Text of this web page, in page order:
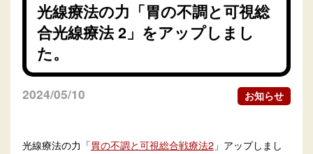
光線療法の力「胃の不調と可視総
合光線療法 2」をアップしまし
た。
2024/05/10 お知らせ
光線療法の力「胃の不調と可視総合戦療法2」アップしまし